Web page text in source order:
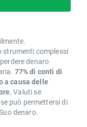
strumenti complessi
denaro
77% di conti di
a causa delle
Valuti se
può permettersi di
denaro.